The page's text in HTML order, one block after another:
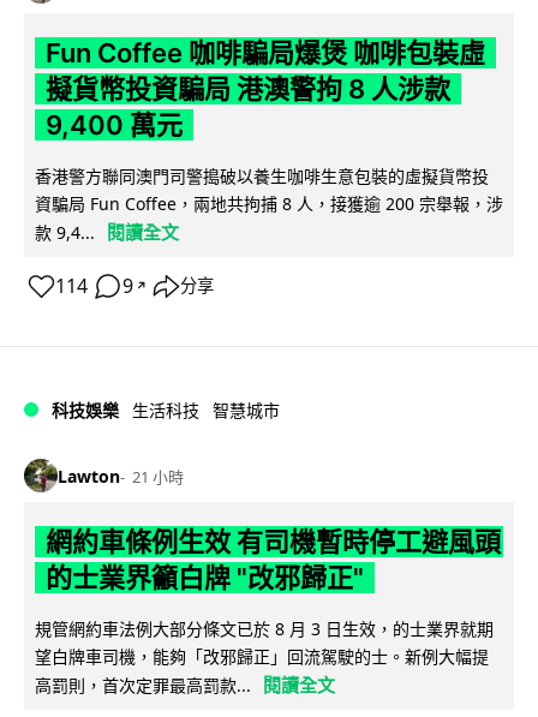
Fun Coffee 咖啡騙局爆煲 咖啡包裝虛
擬貨幣投資騙局 港澳警拘 8 人涉款
9,400 萬元
香港警方聯同澳門司警搗破以養生咖啡生意包裝的虛擬貨幣投
資騙局 Fun Coffee，兩地共拘捕 8 人，接獲逾 200 宗舉報，涉
款 9,4...
閱讀全文
114 9 ↗ 分享
科技娛樂 生活科技 智慧城市
Lawton 21 小時
網約車條例生效 有司機暫時停工避風頭
的士業界籲白牌 "改邪歸正"
規管網約車法例大部分條文已於 8 月 3 日生效，的士業界就期
望白牌車司機，能夠「改邪歸正」回流駕駛的士。新例大幅提
高罰則，首次定罪最高罰款...
閱讀全文